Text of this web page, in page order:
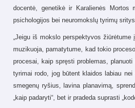
docentė, genetikė ir Karalienės Mortos
psichologijos bei neuromokslų tyrimų
„Jeigu iš mokslo perspektyvos
muzikuoja, pamatytume, kad tokio
procesai, kaip spręsti problemas,
tyrimai rodo, jog būtent klaidos labiau
smegenų ryšius, lavina planavimą,
„kaip padaryti“, bet ir pradeda suprasti